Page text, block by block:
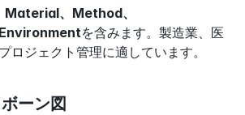
、Method、
を含みます。製造業、医
ロジェクト管理に適しています。
ーン図